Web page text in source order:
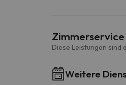
Zimmerservice
Diese Leistungen sind
Weitere